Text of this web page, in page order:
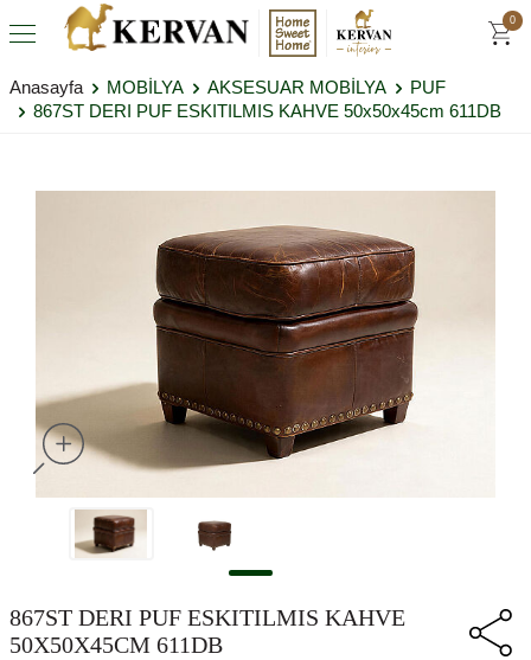
0
Anasayfa MOBİLYA AKSESUAR MOBİLYA
PUF
867ST DERI PUF ESKITILMIS KAHVE 50x50x45cm 611DB
867ST DERI PUF ESKITILMIS KAHVE
50X50X45CM 611DB